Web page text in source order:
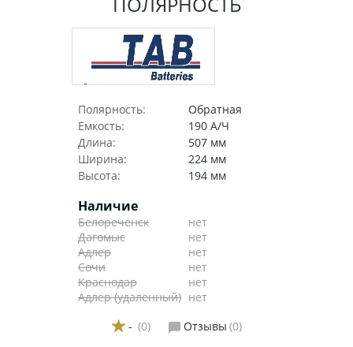
Полярность:
Обратная
Емкость:
190 А/Ч
Длина:
507 мм
Ширина:
224 мм
Высота:
194 мм
Наличие
Белореченск
нет
Дагомыс
нет
Адлер
нет
Сочи
нет
Краснодар
нет
Адлер (удаленный) нет
- (0) Отзывы (0)